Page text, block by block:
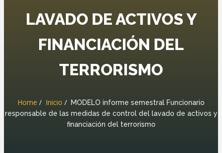
LAVADO DE ACTIVOS Y
FINANCIACIÓN DEL
TERRORISMO
Home Inicio
MODELO informe semestral Funcionario
responsable de las medidas de control del lavado de activos y
financiación del terrorismo